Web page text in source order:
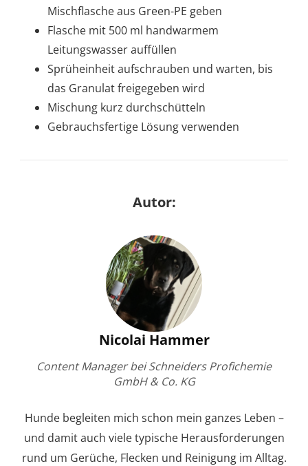
Mischflasche aus Green-PE geben
Flasche mit 500 ml handwarmem
Leitungswasser auffüllen
Sprüheinheit aufschrauben und warten, bis
das Granulat freigegeben wird
Mischung kurz durchschütteln
Gebrauchsfertige Lösung verwenden
Autor:
Nicolai Hammer
Content Manager bei Schneiders Profichemie
GmbH & Co. KG
Hunde begleiten mich schon mein ganzes Leben –
und damit auch viele typische Herausforderungen
rund um Gerüche, Flecken und Reinigung im Alltag.